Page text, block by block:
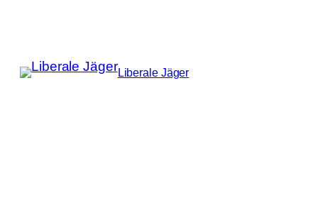
Liberale Jäger